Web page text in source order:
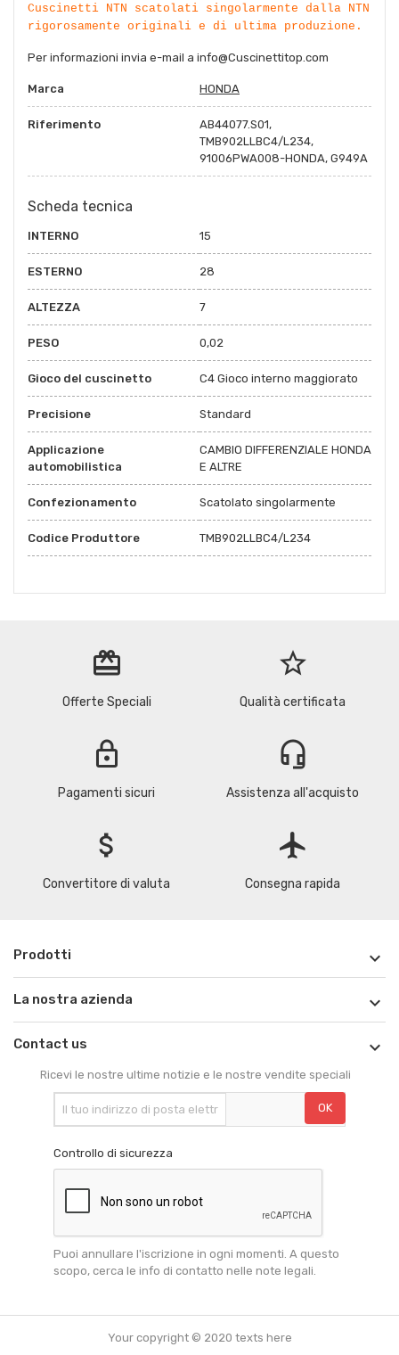
Cuscinetti NTN scatolati singolarmente dalla NTN
rigorosamente originali e di ultima produzione.
Per informazioni invia e-mail a info@Cuscinettitop.com
Marca HONDA
Riferimento
AB44077.S01,
TMB902LLBC4/L234,
91006PWA008-HONDA, G949A
Scheda tecnica
INTERNO 15
ESTERNO 28
ALTEZZA 7
PESO 0,02
Gioco del cuscinetto C4 Gioco interno maggiorato
Precisione Standard
Applicazione
automobilistica
CAMBIO DIFFERENZIALE HONDA
E ALTRE
Confezionamento Scatolato singolarmente
Codice Produttore TMB902LLBC4/L234
redeem
Offerte Speciali
star_border
Qualità certificata
lock
Pagamenti sicuri
headset_mic
Assistenza all'acquisto
attach_money
Convertitore di valuta
flight
Consegna rapida
Prodotti 
La nostra azienda 
Contact us 
Ricevi le nostre ultime notizie e le nostre vendite speciali
Controllo di sicurezza
Puoi annullare l'iscrizione in ogni momenti. A questo
scopo, cerca le info di contatto nelle note legali.
Your copyright © 2020 texts here